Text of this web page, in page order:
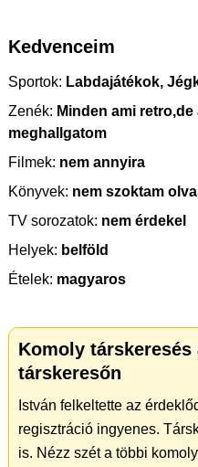
Kedvenceim
Sportok: Labdajátékok,
Zenék: Minden ami
meghallgatom
Filmek: nem annyira
Könyvek: nem szoktam
TV sorozatok: nem érdekel
Helyek: belföld
Ételek: magyaros
Komoly társkeresés
társkeresőn
István felkeltette az
regisztráció ingyenes.
is. Nézz szét a többi